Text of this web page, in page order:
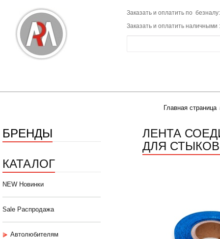
Заказать и оплатить по
Заказать и оплатить наличными
Главная страница
БРЕНДЫ
КАТАЛОГ
NEW Новинки
Sale Распродажа
Автолюбителям
ЛЕНТА
ДЛЯ